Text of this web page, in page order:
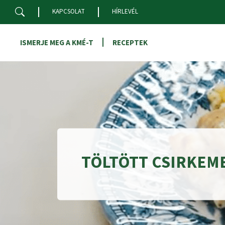
Skip to main content
KAPCSOLAT HÍRLEVÉL
ISMERJE MEG A KMÉ-T RECEPTEK
TÖLTÖTT